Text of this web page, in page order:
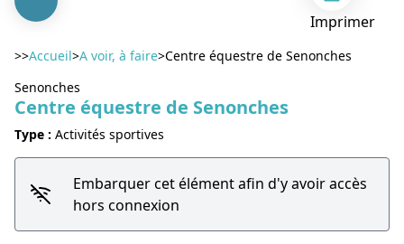
Imprimer
>>Accueil>A voir, à faire>Centre équestre de Senonches
Senonches
Centre équestre de Senonches
Type : Activités sportives
Embarquer cet élément afin d'y avoir accès
hors connexion